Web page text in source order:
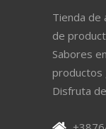
Tienda de
de
Sabores
productos
Disfruta